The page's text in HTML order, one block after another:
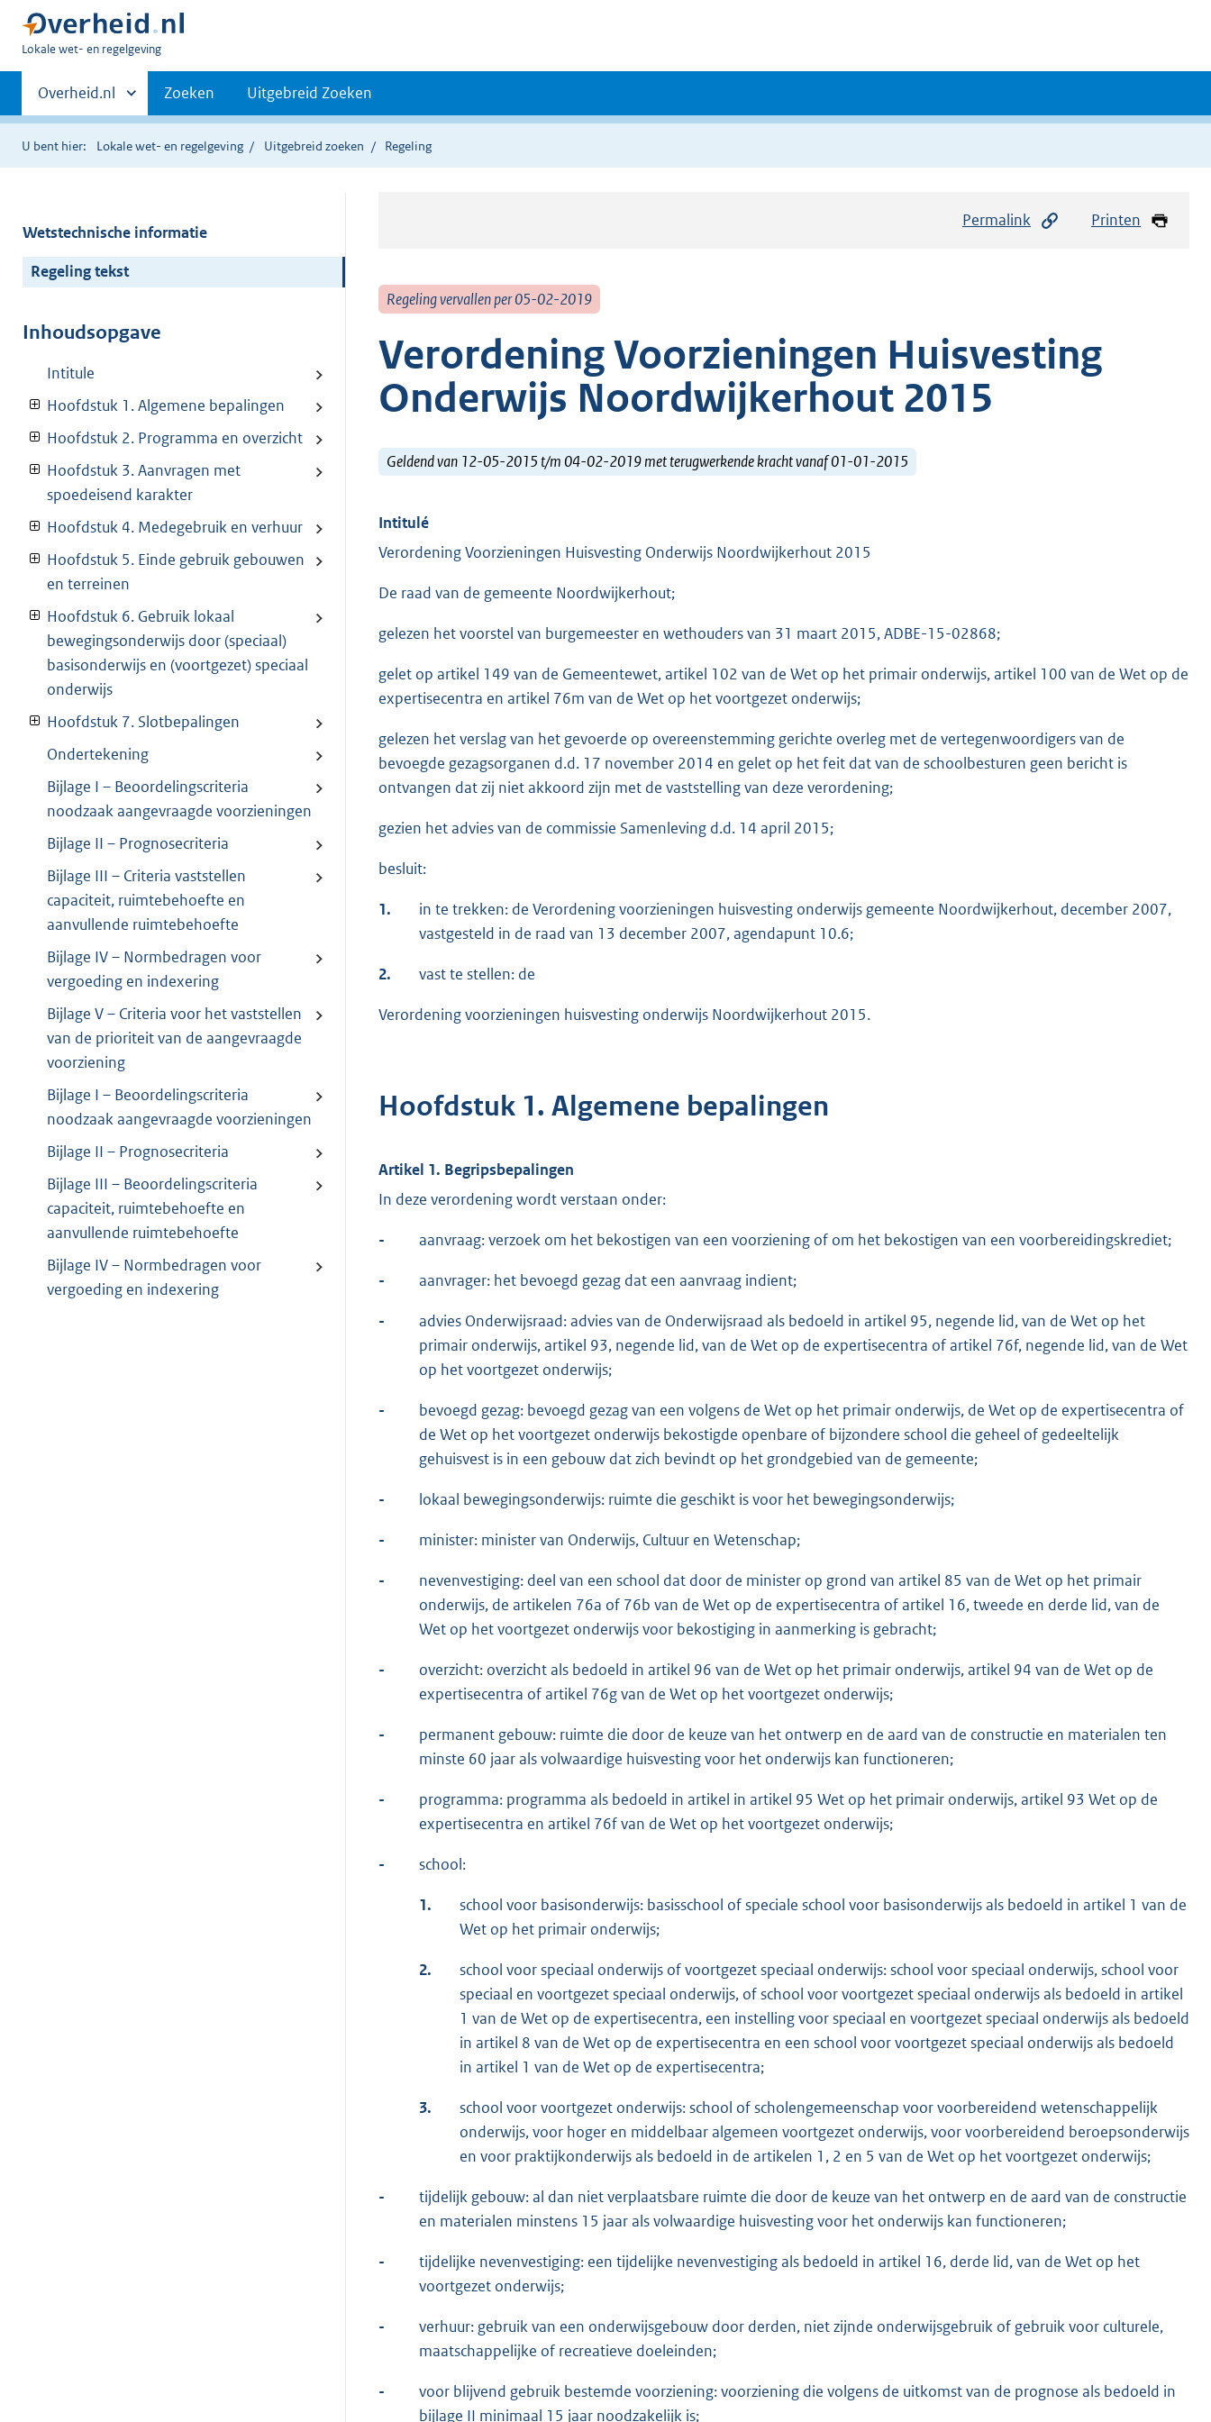
U
hier:
Lokale wet- en regelgeving
Primaire
navigatie
Andere
sites
binnen
Overheid.nl Zoeken Uitgebreid Zoeken
U bent hier: Lokale wet- en regelgeving Uitgebreid zoeken Regeling
Wetstechnische informatie
Regeling tekst
Inhoudsopgave
Intitule
Hoofdstuk 1. Algemene bepalingen
Hoofdstuk 2. Programma en overzicht
Hoofdstuk 3. Aanvragen met
spoedeisend karakter
Hoofdstuk 4. Medegebruik en verhuur
Hoofdstuk 5. Einde gebruik gebouwen
en terreinen
Hoofdstuk 6. Gebruik lokaal
bewegingsonderwijs door (speciaal)
basisonderwijs en (voortgezet) speciaal
onderwijs
Hoofdstuk 7. Slotbepalingen
Ondertekening
Bijlage I – Beoordelingscriteria
noodzaak aangevraagde voorzieningen
Bijlage II – Prognosecriteria
Bijlage III – Criteria vaststellen
capaciteit, ruimtebehoefte en
aanvullende ruimtebehoefte
Bijlage IV – Normbedragen voor
vergoeding en indexering
Bijlage V – Criteria voor het vaststellen
van de prioriteit van de aangevraagde
voorziening
Bijlage I – Beoordelingscriteria
noodzaak aangevraagde voorzieningen
Bijlage II – Prognosecriteria
Bijlage III – Beoordelingscriteria
capaciteit, ruimtebehoefte en
aanvullende ruimtebehoefte
Bijlage IV – Normbedragen voor
vergoeding en indexering
Permalink Printen
Regeling vervallen per 05-02-2019
Verordening Voorzieningen Huisvesting
Onderwijs Noordwijkerhout 2015
Geldend van 12-05-2015 t/m 04-02-2019 met terugwerkende kracht vanaf 01-01-2015
Intitulé
Verordening Voorzieningen Huisvesting Onderwijs Noordwijkerhout 2015
De raad van de gemeente Noordwijkerhout;
gelezen het voorstel van burgemeester en wethouders van 31 maart 2015, ADBE-15-02868;
gelet op artikel 149 van de Gemeentewet, artikel 102 van de Wet op het primair onderwijs, artikel 100 van de Wet op de
expertisecentra en artikel 76m van de Wet op het voortgezet onderwijs;
gelezen het verslag van het gevoerde op overeenstemming gerichte overleg met de vertegenwoordigers van de
bevoegde gezagsorganen d.d. 17 november 2014 en gelet op het feit dat van de schoolbesturen geen bericht is
ontvangen dat zij niet akkoord zijn met de vaststelling van deze verordening;
gezien het advies van de commissie Samenleving d.d. 14 april 2015;
besluit:
1.
in te trekken: de Verordening voorzieningen huisvesting onderwijs gemeente Noordwijkerhout, december 2007,
vastgesteld in de raad van 13 december 2007, agendapunt 10.6;
2. vast te stellen: de
Verordening voorzieningen huisvesting onderwijs Noordwijkerhout 2015.
Hoofdstuk 1. Algemene bepalingen
Artikel 1. Begripsbepalingen
In deze verordening wordt verstaan onder:
- aanvraag: verzoek om het bekostigen van een voorziening of om het bekostigen van een voorbereidingskrediet;
- aanvrager: het bevoegd gezag dat een aanvraag indient;
-
advies Onderwijsraad: advies van de Onderwijsraad als bedoeld in artikel 95, negende lid, van de Wet op het
primair onderwijs, artikel 93, negende lid, van de Wet op de expertisecentra of artikel 76f, negende lid, van de Wet
op het voortgezet onderwijs;
-
bevoegd gezag: bevoegd gezag van een volgens de Wet op het primair onderwijs, de Wet op de expertisecentra of
de Wet op het voortgezet onderwijs bekostigde openbare of bijzondere school die geheel of gedeeltelijk
gehuisvest is in een gebouw dat zich bevindt op het grondgebied van de gemeente;
- lokaal bewegingsonderwijs: ruimte die geschikt is voor het bewegingsonderwijs;
- minister: minister van Onderwijs, Cultuur en Wetenschap;
-
nevenvestiging: deel van een school dat door de minister op grond van artikel 85 van de Wet op het primair
onderwijs, de artikelen 76a of 76b van de Wet op de expertisecentra of artikel 16, tweede en derde lid, van de
Wet op het voortgezet onderwijs voor bekostiging in aanmerking is gebracht;
-
overzicht: overzicht als bedoeld in artikel 96 van de Wet op het primair onderwijs, artikel 94 van de Wet op de
expertisecentra of artikel 76g van de Wet op het voortgezet onderwijs;
-
permanent gebouw: ruimte die door de keuze van het ontwerp en de aard van de constructie en materialen ten
minste 60 jaar als volwaardige huisvesting voor het onderwijs kan functioneren;
-
programma: programma als bedoeld in artikel in artikel 95 Wet op het primair onderwijs, artikel 93 Wet op de
expertisecentra en artikel 76f van de Wet op het voortgezet onderwijs;
- school:
1.
school voor basisonderwijs: basisschool of speciale school voor basisonderwijs als bedoeld in artikel 1 van de
Wet op het primair onderwijs;
2.
school voor speciaal onderwijs of voortgezet speciaal onderwijs: school voor speciaal onderwijs, school voor
speciaal en voortgezet speciaal onderwijs, of school voor voortgezet speciaal onderwijs als bedoeld in artikel
1 van de Wet op de expertisecentra, een instelling voor speciaal en voortgezet speciaal onderwijs als bedoeld
in artikel 8 van de Wet op de expertisecentra en een school voor voortgezet speciaal onderwijs als bedoeld
in artikel 1 van de Wet op de expertisecentra;
3.
school voor voortgezet onderwijs: school of scholengemeenschap voor voorbereidend wetenschappelijk
onderwijs, voor hoger en middelbaar algemeen voortgezet onderwijs, voor voorbereidend beroepsonderwijs
en voor praktijkonderwijs als bedoeld in de artikelen 1, 2 en 5 van de Wet op het voortgezet onderwijs;
-
tijdelijk gebouw: al dan niet verplaatsbare ruimte die door de keuze van het ontwerp en de aard van de constructie
en materialen minstens 15 jaar als volwaardige huisvesting voor het onderwijs kan functioneren;
-
tijdelijke nevenvestiging: een tijdelijke nevenvestiging als bedoeld in artikel 16, derde lid, van de Wet op het
voortgezet onderwijs;
-
verhuur: gebruik van een onderwijsgebouw door derden, niet zijnde onderwijsgebruik of gebruik voor culturele,
maatschappelijke of recreatieve doeleinden;
-
voor blijvend gebruik bestemde voorziening: voorziening die volgens de uitkomst van de prognose als bedoeld in
bijlage II minimaal 15 jaar noodzakelijk is;